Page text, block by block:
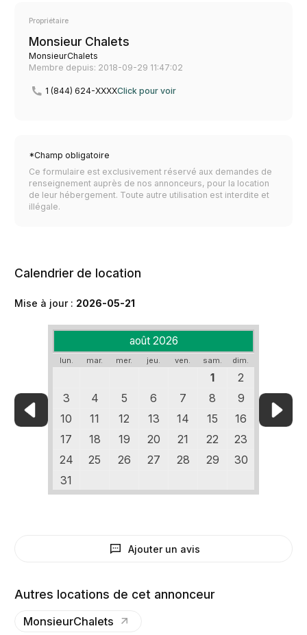
Propriétaire
Monsieur Chalets
MonsieurChalets
Membre depuis: 2018-09-29 11:47:02
1 (844) 624-XXXXClick pour voir
*Champ obligatoire
Ce formulaire est exclusivement réservé aux demandes de
renseignement auprès de nos annonceurs, pour la location
de leur hébergement. Toute autre utilisation est interdite et
illégale.
Calendrier de location
Mise à jour : 2026-05-21
août 2026
lun. mar. mer. jeu. ven. sam. dim.
1
2
3
4 5 6 7 8
9
10
11 12 13 14 15
16
17
18 19 20 21 22
23
24
25 26 27 28 29
30
31
Ajouter un avis
Autres locations de cet annonceur
MonsieurChalets